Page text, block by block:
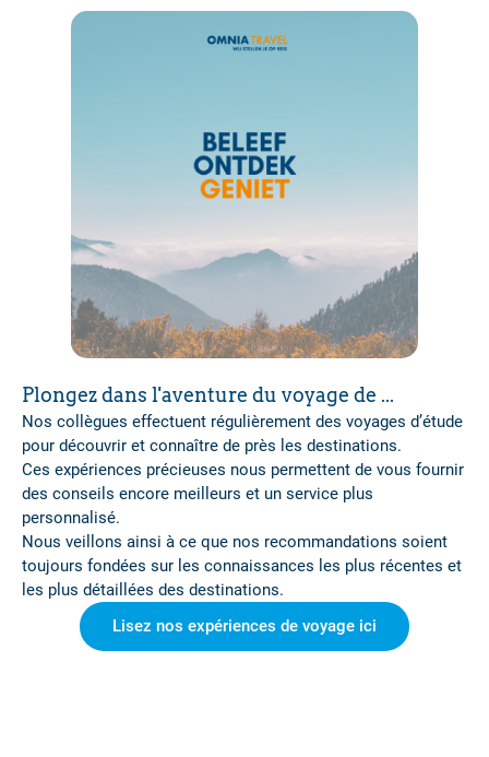
Plongez dans l'aventure du voyage de ...
Nos collègues effectuent régulièrement des voyages d’étude
pour découvrir et connaître de près les destinations.
Ces expériences précieuses nous permettent de vous fournir
des conseils encore meilleurs et un service plus
personnalisé.
Nous veillons ainsi à ce que nos recommandations soient
toujours fondées sur les connaissances les plus récentes et
les plus détaillées des destinations.
Lisez nos expériences de voyage ici